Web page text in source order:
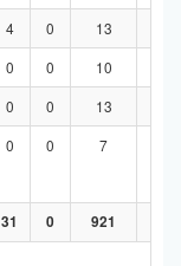
4 0 13
0 0 10
0 0 13
0 0 7
31 0 921